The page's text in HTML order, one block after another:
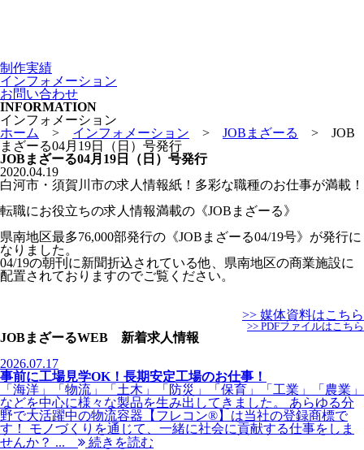
制作実績
インフォメーション
お問い合わせ
INFORMATION
インフォメーション
ホーム
> インフォメーション > JOBまざーる > JOB
まざーる04月19日（日）号発行
JOBまざーる04月19日（日）号発行
2020.04.19
白河市・須賀川市の求人情報紙！多彩な職種のお仕事が満載！
転職にお役立ちの求人情報満載の《JOBまざーる》
県南地区最多76,000部発行の《JOBまざーる04/19号》が発行に
なりました。
04/19の朝刊に新聞折込されている他、県南地区の商業施設に
配置されておりますのでご覧ください。
>> 媒体資料はこちら
>> PDFファイルはこちら
JOBまざーるWEB 新着求人情報
2026.07.17
事前に工場見学OK！長期安定工場のお仕事！
「海洋」「物流」「土木」「防災」「保育」「工業」「農業」
などを中心に様々な製品を生み出してきました。 あらゆる分
野で大活躍中の物流容器【フレコン®︎】は当社の登録商標で
す！ モノづくりを通じて、一緒に社会に貢献する仕事をしま
せんか？ ...
続きを読む